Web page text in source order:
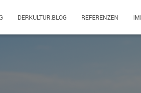
DERKULTUR.BLOG REFERENZEN